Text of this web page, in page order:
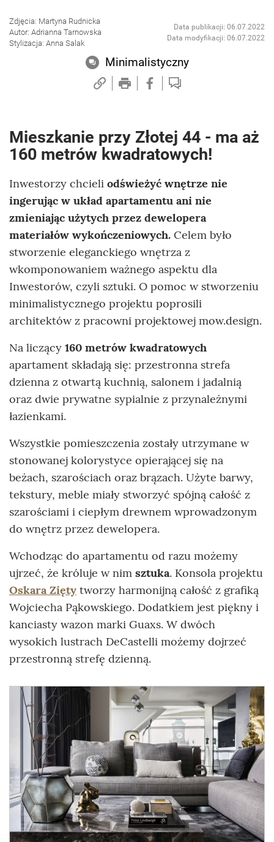
Zdjęcia: Martyna Rudnicka
Autor: Adrianna Tarnowska
Stylizacja: Anna Salak
Data publikacji: 06.07.2022
Data modyfikacji: 06.07.2022
Minimalistyczny
Mieszkanie przy Złotej 44 - ma aż
160 metrów kwadratowych!
Inwestorzy chcieli odświeżyć wnętrze nie
ingerując w układ apartamentu ani nie
zmieniając użytych przez dewelopera
materiałów wykończeniowych. Celem było
stworzenie eleganckiego wnętrza z
wkomponowaniem ważnego aspektu dla
Inwestorów, czyli sztuki. O pomoc w stworzeniu
minimalistycznego projektu poprosili
architektów z pracowni projektowej mow.design.
Na liczący 160 metrów kwadratowych
apartament składają się: przestronna strefa
dzienna z otwartą kuchnią, salonem i jadalnią
oraz dwie prywatne sypialnie z przynależnymi
łazienkami.
Wszystkie pomieszczenia zostały utrzymane w
stonowanej kolorystyce opierającej się na
beżach, szarościach oraz brązach. Użyte barwy,
tekstury, meble miały stworzyć spójną całość z
szarościami i ciepłym drewnem wprowadzonym
do wnętrz przez dewelopera.
Wchodząc do apartamentu od razu możemy
ujrzeć, że króluje w nim sztuka. Konsola projektu
Oskara Zięty tworzy harmonijną całość z grafiką
Wojciecha Pąkowskiego. Dodatkiem jest piękny i
kanciasty wazon marki Guaxs. W dwóch
wysokich lustrach DeCastelli możemy dojrzeć
przestronną strefę dzienną.